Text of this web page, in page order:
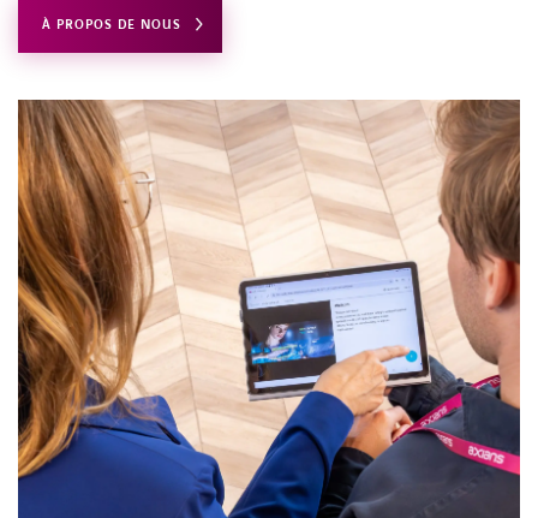
À PROPOS DE NOUS